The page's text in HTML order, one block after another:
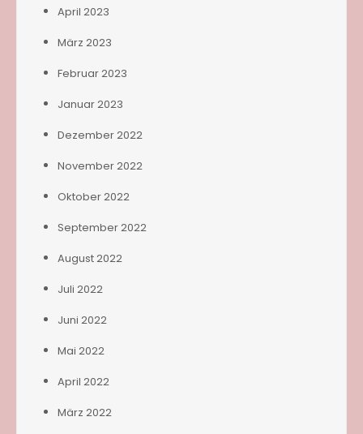
April 2023
März 2023
Februar 2023
Januar 2023
Dezember 2022
November 2022
Oktober 2022
September 2022
August 2022
Juli 2022
Juni 2022
Mai 2022
April 2022
März 2022